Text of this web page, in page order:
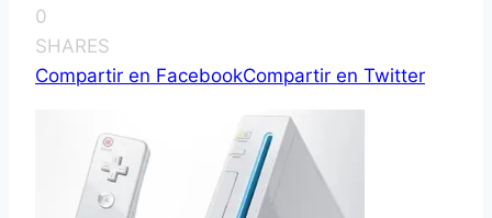
0
SHARES
Compartir en FacebookCompartir en Twitter